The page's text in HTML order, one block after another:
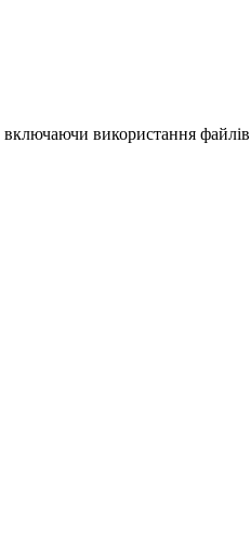
включаючи використання файлів